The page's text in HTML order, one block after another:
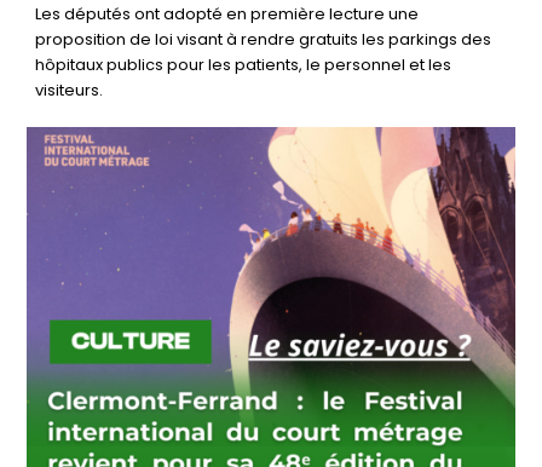
Les députés ont adopté en première lecture une
proposition de loi visant à rendre gratuits les parkings des
hôpitaux publics pour les patients, le personnel et les
visiteurs.